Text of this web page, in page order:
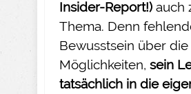
Insider-Report!) auch
Thema. Denn
Bewusstsein über die
Möglichkeiten, sein
tatsächlich in die